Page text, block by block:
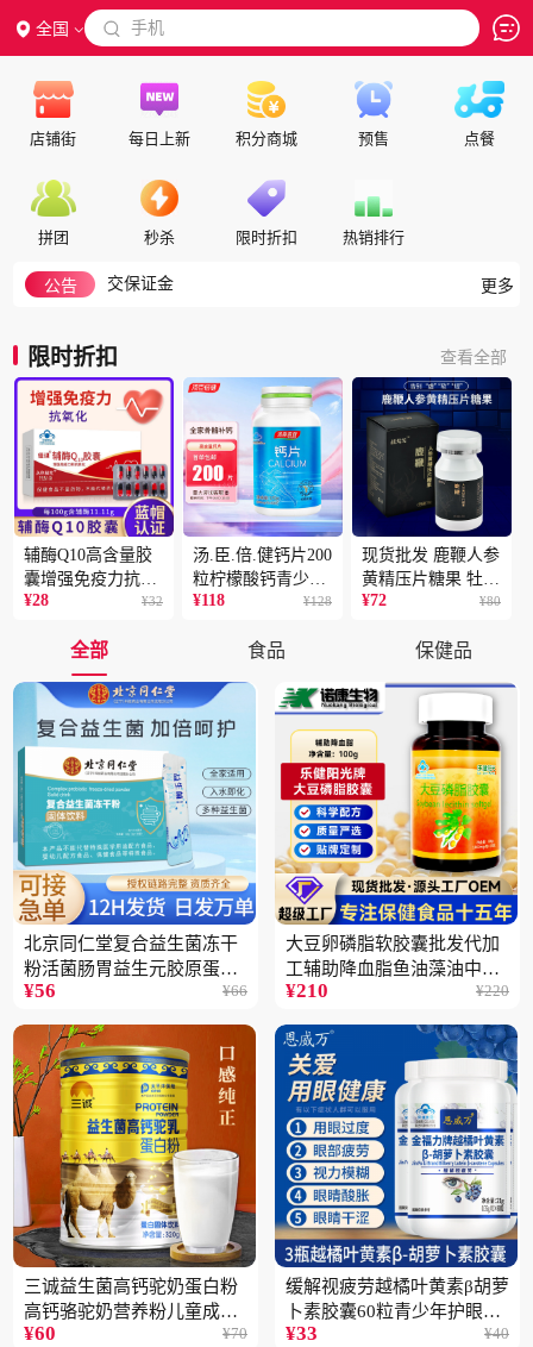
全国  手机
店铺街 每日上新 积分商城 预售 点餐
拼团 秒杀 限时折扣 热销排行
公告
隐私政策
代理合作
入驻帮助
积分兑换说明
如何搜索
更多
限时折扣 查看全部
辅酶Q10高含量胶
囊增强免疫力抗氧
化蓝帽保健食品批
¥28 ¥32
汤.臣.倍.健钙片200
粒柠檬酸钙青少年
成人补钙骨骼健康
¥118 ¥128
现货批发 鹿鞭人参
黄精压片糖果 牡蛎
片 男性片剂人参黄
¥72 ¥80
全部 食品 保健品
北京同仁堂复合益生菌冻干
粉活菌肠胃益生元胶原蛋白
固体饮料批发3件
¥56 ¥66
大豆卵磷脂软胶囊批发代加
工辅助降血脂鱼油藻油中老
年蓝帽保健品5瓶
¥210 ¥220
三诚益生菌高钙驼奶蛋白粉
高钙骆驼奶营养粉儿童成人
中老年高蛋白4桶
¥60 ¥70
缓解视疲劳越橘叶黄素β胡萝
卜素胶囊60粒青少年护眼中
老年保健品一瓶
¥33 ¥40